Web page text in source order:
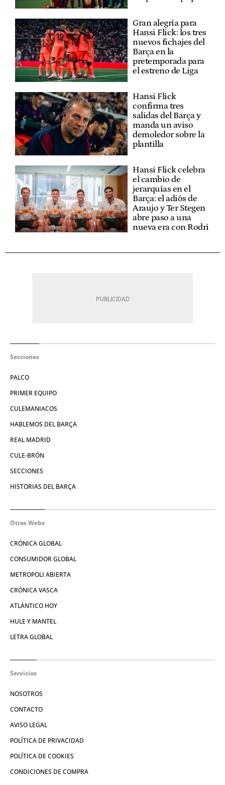
Gran alegría para
Hansi Flick: los tres
nuevos fichajes del
Barça en la
pretemporada para
el estreno de Liga
Hansi Flick
confirma tres
salidas del Barça y
manda un aviso
demoledor sobre la
plantilla
Hansi Flick celebra
el cambio de
jerarquías en el
Barça: el adiós de
Araujo y Ter Stegen
abre paso a una
nueva era con Rodri
Secciones
PALCO
PRIMER EQUIPO
CULEMANIACOS
HABLEMOS DEL BARÇA
REAL MADRID
CULE-BRÓN
SECCIONES
HISTORIAS DEL BARÇA
Otras Webs
CRÓNICA GLOBAL
CONSUMIDOR GLOBAL
METROPOLI ABIERTA
CRÓNICA VASCA
ATLÁNTICO HOY
HULE Y MANTEL
LETRA GLOBAL
Servicios
NOSOTROS
CONTACTO
AVISO LEGAL
POLÍTICA DE PRIVACIDAD
POLÍTICA DE COOKIES
CONDICIONES DE COMPRA